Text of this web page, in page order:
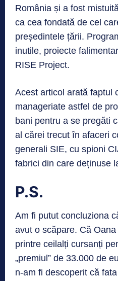
România și a fost
ca cea fondată de cel
președintele țării.
inutile, proiecte
RISE Project.
Acest articol arată faptul
manageriate astfel de
bani pentru a se pregăti
al cărei trecut în afaceri
generali SIE, cu spioni
fabrici din care deținuse
P.S.
Am fi putut concluziona
avut o scăpare. Că
printre ceilalți cursanți
„premiul” de 33.000 de
n-am fi descoperit că